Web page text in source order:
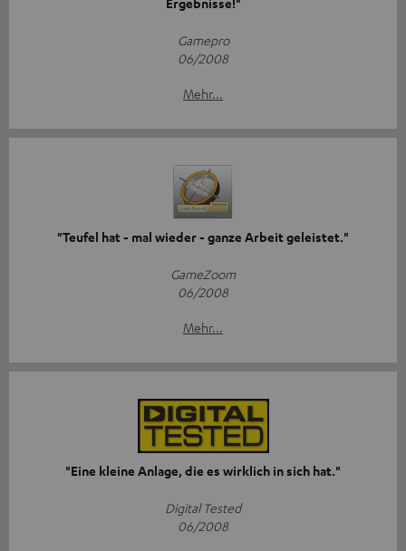
Gamepro
06/2008
Mehr...
"Teufel hat - mal wieder - ganze Arbeit geleistet."
GameZoom
06/2008
Mehr...
"Eine kleine Anlage, die es wirklich in sich hat."
Digital Tested
06/2008